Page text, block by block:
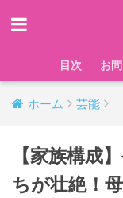
目次 お
ホーム 芸能
【家族構成
ちが壮絶！